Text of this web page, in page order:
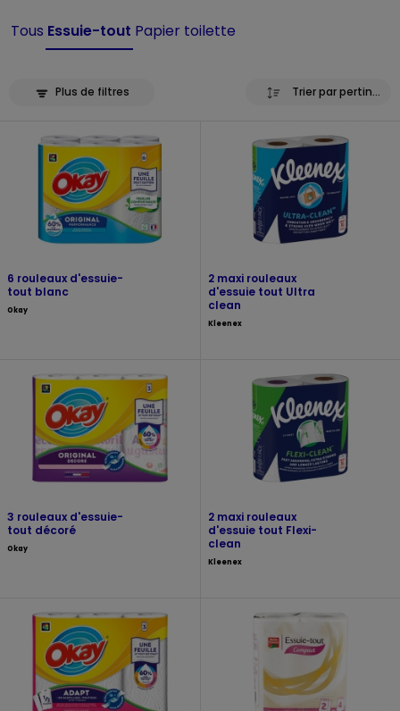
Tous Essuie-tout Papier toilette
Plus de filtres Trier par pertinence
6 rouleaux d'essuie-
tout blanc
Okay
2 maxi rouleaux
d'essuie tout Ultra
clean
Kleenex
3 rouleaux d'essuie-
tout décoré
Okay
2 maxi rouleaux
d'essuie tout Flexi-
clean
Kleenex